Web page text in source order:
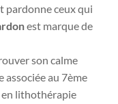
pardonne ceux qui
est marque de
son calme
au 7ème
en lithothérapie